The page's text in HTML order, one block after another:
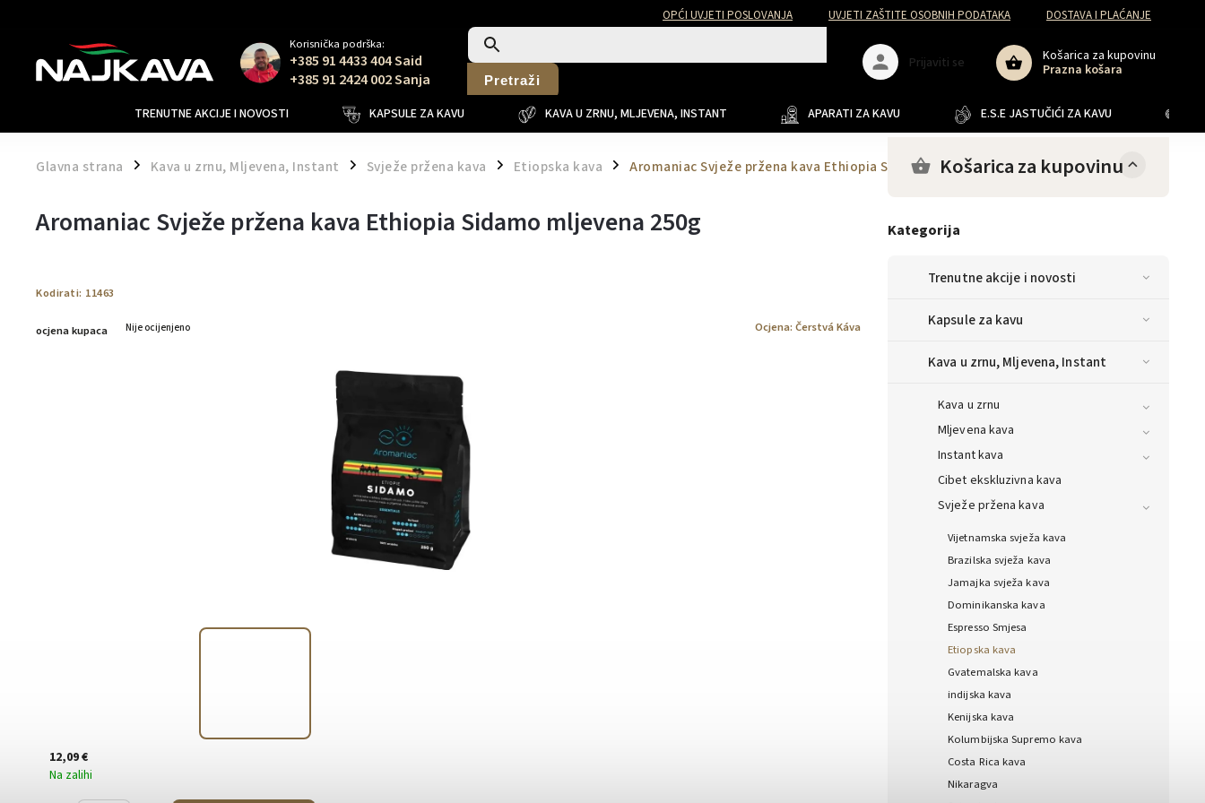
OPĆI UVJETI POSLOVANJA UVJETI ZAŠTITE OSOBNIH PODATAKA
DOSTAVA I PLAĆANJE
Korisnička podrška:
+385 91 4433 404 Said
+385 91 2424 002 Sanja
Pretraži
Košarica za kupovinu
Prazna košara
Prijaviti se
TRENUTNE AKCIJE I NOVOSTI KAPSULE ZA KAVU KAVA U ZRNU, MLJEVENA, INSTANT APARATI ZA KAVU E.S.E JASTUČIĆI ZA KAVU
Glavna strana / Kava u zrnu, Mljevena, Instant / Svježe pržena kava / Etiopska kava / Aromaniac Svježe pržena kava Ethiopia Sidamo mljevena 250gKošarica za kupovinu
Kategorija
Trenutne akcije i novosti
Kapsule za kavu
Kava u zrnu, Mljevena, Instant
Kava u zrnu
Mljevena kava
Instant kava
Cibet ekskluzivna kava
Svježe pržena kava
Vijetnamska svježa kava
Brazilska svježa kava
Jamajka svježa kava
Dominikanska kava
Espresso Smjesa
Etiopska kava
Gvatemalska kava
indijska kava
Kenijska kava
Kolumbijska Supremo kava
Costa Rica kava
Nikaragva
Aromaniac Svježe pržena kava Ethiopia Sidamo mljevena 250g
Kodirati: 11463
ocjena kupaca Nije ocijenjeno Ocjena: Čerstvá Káva
12,09 €
Na zalihi